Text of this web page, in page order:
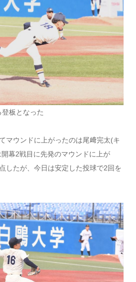
板となった
マウンドに上がったのは尾﨑完太(キ
幕2戦目に先発のマウンドに上が
したが、今日は安定した投球で2回を